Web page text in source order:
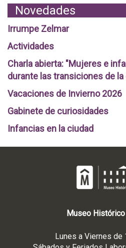
Novedades
Irrumpe Zelmar
Actividades
Charla abierta: "Mujeres e
durante las transiciones de
Vacaciones de Invierno 2026
Gabinete de curiosidades
Infancias en la ciudad
Museo Histórico
Lunes a Viernes de